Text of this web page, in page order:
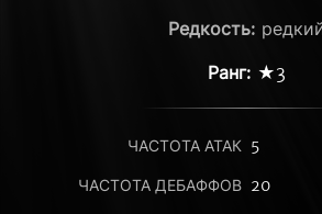
Редкость:
Ранг: ★3
ЧАСТОТА АТАК 5
ЧАСТОТА ДЕБАФФОВ 20